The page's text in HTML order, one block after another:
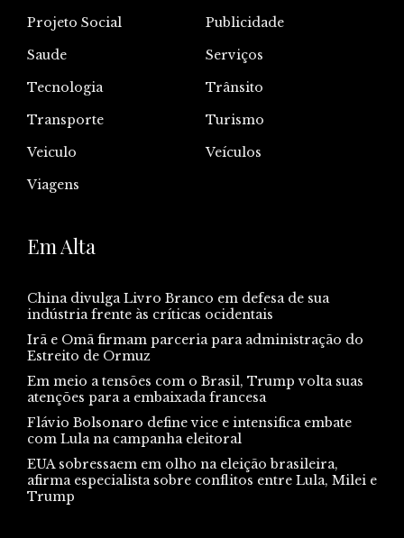
Projeto Social
Publicidade
Saude
Serviços
Tecnologia
Trânsito
Transporte
Turismo
Veiculo
Veículos
Viagens
Em Alta
China divulga Livro Branco em defesa de sua
indústria frente às críticas ocidentais
Irã e Omã firmam parceria para administração do
Estreito de Ormuz
Em meio a tensões com o Brasil, Trump volta suas
atenções para a embaixada francesa
Flávio Bolsonaro define vice e intensifica embate
com Lula na campanha eleitoral
EUA sobressaem em olho na eleição brasileira,
afirma especialista sobre conflitos entre Lula, Milei e
Trump